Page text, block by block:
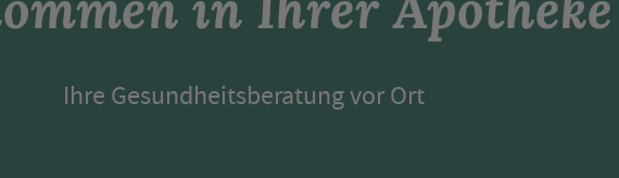
Ihre Gesundheitsberatung vor Ort